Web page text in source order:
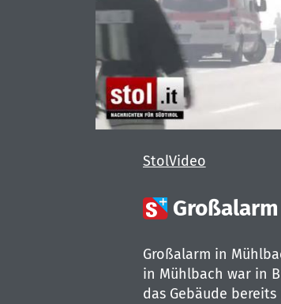
StolVideo

Großalarm in
in Mühlbach war in
das Gebäude